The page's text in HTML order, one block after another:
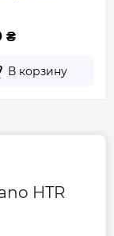
₴
В корзину
HTR